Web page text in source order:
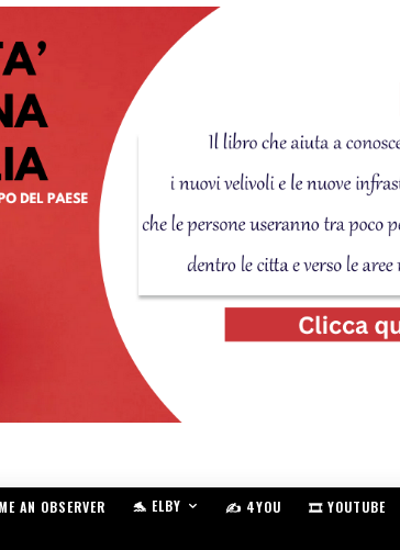
AN OBSERVER 🐬 ELBY ✍️ 4YOU
🎞️ YOUTUBE